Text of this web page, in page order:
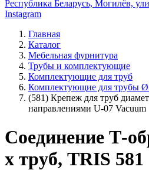
Республика Беларусь, Могилёв,
Instagram
Главная
Каталог
Мебельная фурнитура
Трубы и комплектующие
Комплектующие для труб
Комплектующие для трубы
(581) Крепеж для труб
направлениями U-07 Vacuum
Соединение Т-
х труб, TRIS 581